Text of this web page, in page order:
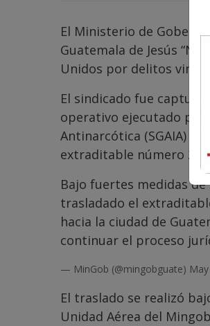
El Ministerio de
Guatemala de Jesús
Unidos por delitos
El sindicado fue
operativo ejecutado por
Antinarcótica (SGAIA)
extraditable número 27
Bajo fuertes medidas
trasladado el
hacia la ciudad de
continuar el proceso
— MinGob (@mingobguate)
El traslado se realizó
Unidad Aérea del